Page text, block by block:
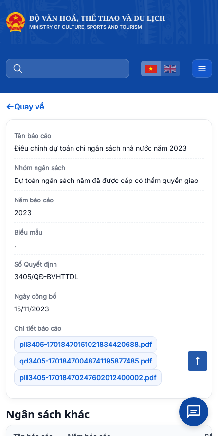
←Quay về
Tên báo cáo
Điều chỉnh dự toán chi ngân sách nhà nước năm 2023
Nhóm ngân sách
Dự toán ngân sách năm đã được cấp có thẩm quyền giao
Năm báo cáo
2023
Biểu mẫu
.
Số Quyết định
3405/QÐ-BVHTTDL
Ngày công bố
15/11/2023
Chi tiết báo cáo
pli3405-17018470151021834420688.pdf
qd3405-17018470048741195877485.pdf
plii3405-17018470247602012400002.pdf
Ngân sách khác